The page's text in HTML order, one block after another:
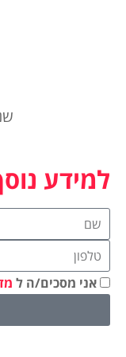
למידע
אני מסכים/ה ל